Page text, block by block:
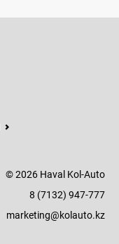
© 2026 Haval Kol-Auto
8 (7132) 947-777
marketing@kolauto.kz